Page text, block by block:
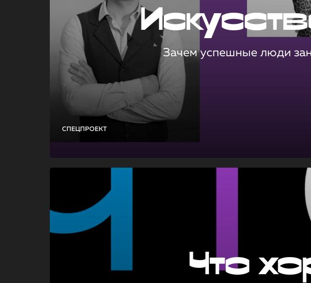
СПЕЦПРОЕКТ
Зачем успешные люди
Что